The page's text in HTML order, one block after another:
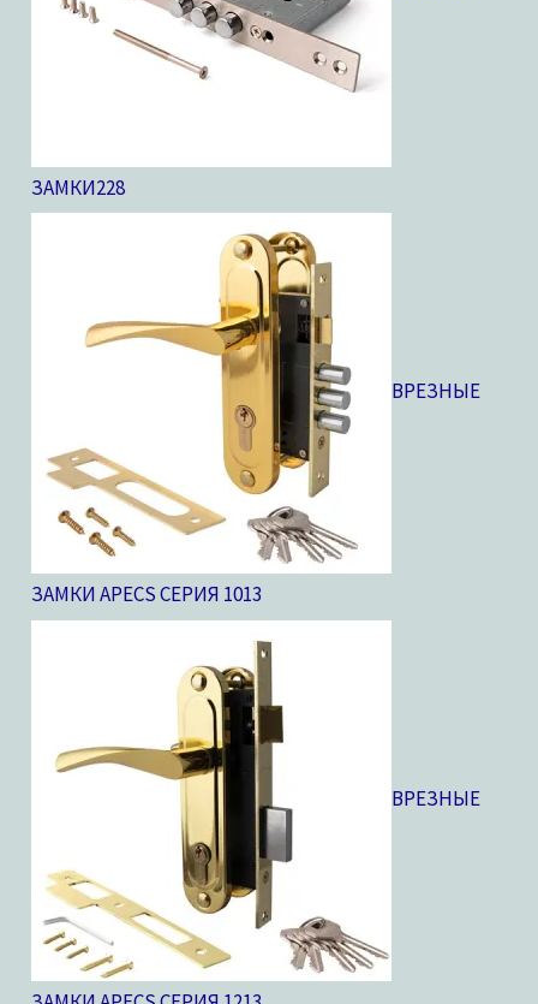
ЗАМКИ228
ВРЕЗНЫЕ
ЗАМКИ APECS СЕРИЯ 1013
ВРЕЗНЫЕ